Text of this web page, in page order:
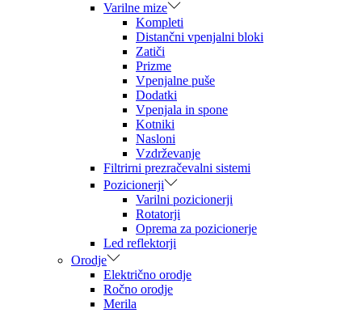
Varilne mize
Kompleti
Distančni vpenjalni bloki
Zatiči
Prizme
Vpenjalne puše
Dodatki
Vpenjala in spone
Kotniki
Nasloni
Vzdrževanje
Filtrirni prezračevalni sistemi
Pozicionerji
Varilni pozicionerji
Rotatorji
Oprema za pozicionerje
Led reflektorji
Orodje
Električno orodje
Ročno orodje
Merila